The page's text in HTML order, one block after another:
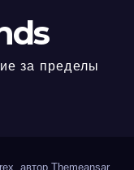
за пределы
автор Themeansar